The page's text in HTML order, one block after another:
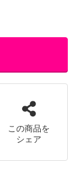
この商品を
シェア